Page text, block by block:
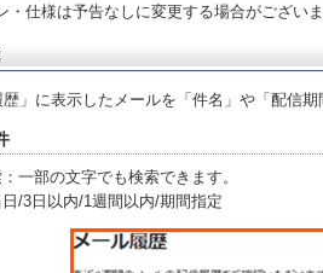
・仕様は予告なしに変更する場合がございま
歴」に表示したメールを「件名」や「配信
一部の文字でも検索できます。
/3日以内/1週間以内/期間指定